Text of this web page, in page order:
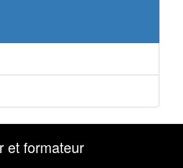
et formateur